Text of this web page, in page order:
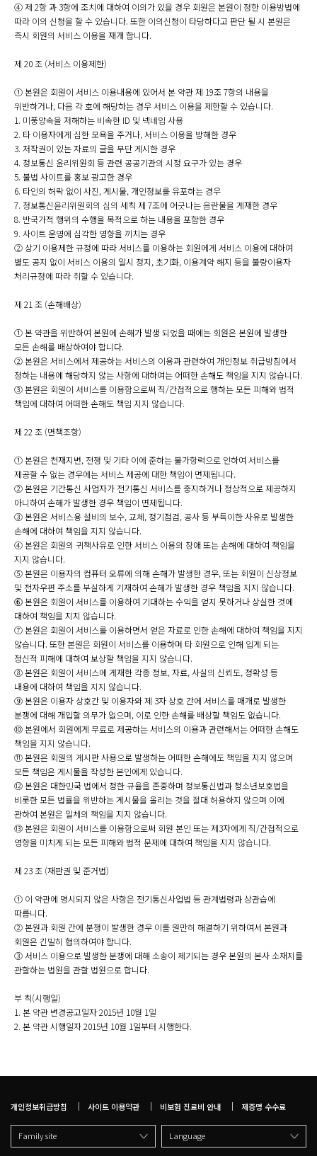
④ 제 2항 과 3항에 조치에 대하여 이의가 있을 경우 회원은 본원이 정한 이용방법에
따라 이의 신청을 할 수 있습니다. 또한 이의신청이 타당하다고 판단 될 시 본원은
즉시 회원의 서비스 이용을 재개 합니다.
제 20 조 (서비스 이용제한)
① 본원은 회원이 서비스 이용내용에 있어서 본 약관 제 19조 7항의 내용을
위반하거나, 다음 각 호에 해당하는 경우 서비스 이용을 제한할 수 있습니다.
1. 미풍양속을 저해하는 비속한 ID 및 넥네임 사용
2. 타 이용자에게 심한 모욕을 주거나, 서비스 이용을 방해한 경우
3. 저작권이 있는 자료의 글을 무단 게시한 경우
4. 정보통신 윤리위원회 등 관련 공공기관의 시정 요구가 있는 경우
5. 불법 사이트를 홍보 광고한 경우
6. 타인의 허락 없이 사진, 게시물, 개인정보를 유포하는 경우
7. 정보통신윤리위원회의 심의 세칙 제 7조에 어긋나는 음란물을 게재한 경우
8. 반국가적 행위의 수행을 목적으로 하는 내용을 포함한 경우
9. 사이트 운영에 심각한 영향을 끼치는 경우
② 상기 이용제한 규정에 따라 서비스를 이용하는 회원에게 서비스 이용에 대하여
별도 공지 없이 서비스 이용의 일시 정지, 초기화, 이용계약 해지 등을 불량이용자
처리규정에 따라 취할 수 있습니다.
제 21 조 (손해배상)
① 본 약관을 위반하여 본원에 손해가 발생 되었을 때에는 회원은 본원에 발생한
모든 손해를 배상하여야 합니다.
② 본원은 서비스에서 제공하는 서비스의 이용과 관련하여 개인정보 취급방침에서
정하는 내용에 해당하지 않는 사항에 대하여는 어떠한 손해도 책임을 지지 않습니다.
③ 본원은 회원이 서비스를 이용함으로써 직/간접적으로 행하는 모든 피해와 법적
책임에 대하여 어떠한 손해도 책임 지지 않습니다.
제 22 조 (면책조항)
① 본원은 천재지변, 전쟁 및 기타 이에 준하는 불가항력으로 인하여 서비스를
제공할 수 없는 경우에는 서비스 제공에 대한 책임이 면제됩니다.
② 본원은 기간통신 사업자가 전기통신 서비스를 중지하거나 정상적으로 제공하지
아니하여 손해가 발생한 경우 책임이 면제됩니다.
③ 본원은 서비스용 설비의 보수, 교체, 정기점검, 공사 등 부득이한 사유로 발생한
손해에 대하여 책임을 지지 않습니다.
④ 본원은 회원의 귀책사유로 인한 서비스 이용의 장애 또는 손해에 대하여 책임을
지지 않습니다.
⑤ 본원은 이용자의 컴퓨터 오류에 의해 손해가 발생한 경우, 또는 회원이 신상정보
및 전자우편 주소를 부실하게 기재하여 손해가 발생한 경우 책임을 지지 않습니다.
⑥ 본원은 회원이 서비스를 이용하여 기대하는 수익을 얻지 못하거나 상실한 것에
대하여 책임을 지지 않습니다.
⑦ 본원은 회원이 서비스를 이용하면서 얻은 자료로 인한 손해에 대하여 책임을 지지
않습니다. 또한 본원은 회원이 서비스를 이용하며 타 회원으로 인해 입게 되는
정신적 피해에 대하여 보상할 책임을 지지 않습니다.
⑧ 본원은 회원이 서비스에 게재한 각종 정보, 자료, 사실의 신뢰도, 정확성 등
내용에 대하여 책임을 지지 않습니다.
⑨ 본원은 이용자 상호간 및 이용자와 제 3자 상호 간에 서비스를 매개로 발생한
분쟁에 대해 개입할 의무가 없으며, 이로 인한 손해를 배상할 책임도 없습니다.
⑩ 본원에서 회원에게 무료로 제공하는 서비스의 이용과 관련해서는 어떠한 손해도
책임을 지지 않습니다.
⑪ 본원은 회원의 게시판 사용으로 발생하는 어떠한 손해에도 책임을 지지 않으며
모든 책임은 게시물을 작성한 본인에게 있습니다.
⑫ 본원은 대한민국 법에서 정한 규율을 존중하며 정보통신법과 청소년보호법을
비롯한 모든 법률을 위반하는 게시물을 올리는 것을 절대 허용하지 않으며 이에
관하여 본원은 일체의 책임을 지지 않습니다.
⑬ 본원은 회원이 서비스를 이용함으로써 회원 본인 또는 제3자에게 직/간접적으로
영향을 미치게 되는 모든 피해와 법적 문제에 대하여 책임을 지지 않습니다.
제 23 조 (재판권 및 준거법)
① 이 약관에 명시되지 않은 사항은 전기통신사업법 등 관계법령과 상관습에
따릅니다.
② 본원과 회원 간에 분쟁이 발생한 경우 이를 원만히 해결하기 위하여서 본원과
회원은 긴밀히 협의하여야 합니다.
③ 서비스 이용으로 발생한 분쟁에 대해 소송이 제기되는 경우 본원의 본사 소재지를
관할하는 법원을 관할 법원으로 합니다.
부 칙(시행일)
1. 본 약관 변경공고일자 2015년 10월 1일
2. 본 약관 시행일자 2015년 10월 1일부터 시행한다.
개인정보취급방침 사이트 이용약관 비보험 진료비 안내 제증명 수수료
Family site Language